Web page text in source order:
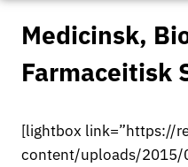
Medicinsk,
Farmaceitisk
[lightbox link=”https://
content/uploads/2015/